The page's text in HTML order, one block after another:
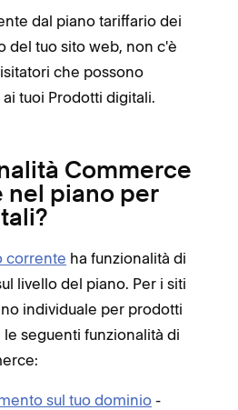
dal piano tariffario dei
del tuo sito web, non c'è
che possono
tuoi Prodotti digitali.
Commerce
nel piano per
corrente ha funzionalità di
livello del piano. Per i siti
individuale per prodotti
seguenti funzionalità di
sul tuo dominio -